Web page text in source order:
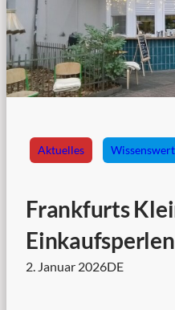
Aktuelles
Frankfurts
Einkaufsperlen
2. Januar 2026DE